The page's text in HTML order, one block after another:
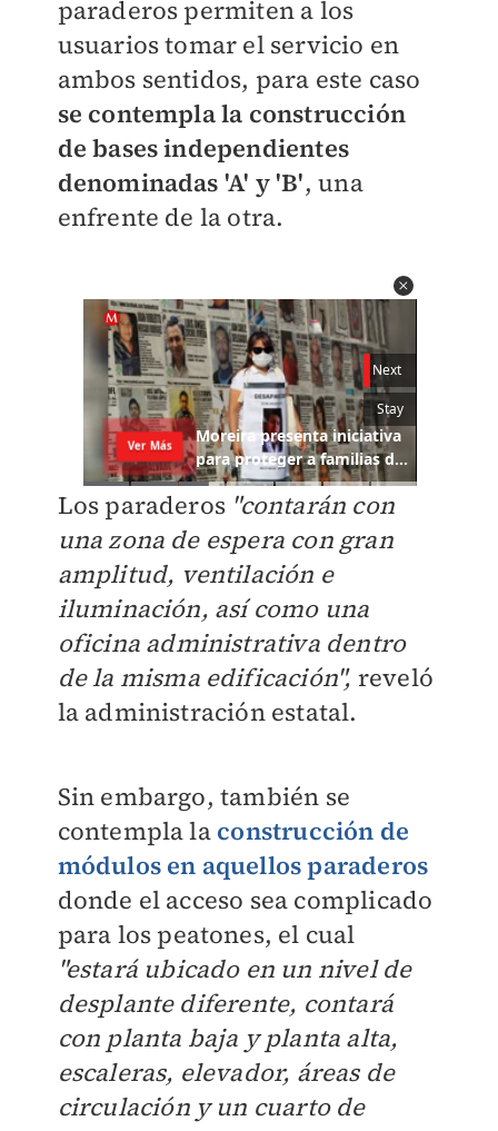
paraderos permiten a los
usuarios tomar el servicio en
ambos sentidos, para este caso
se contempla la construcción
de bases independientes
denominadas 'A' y 'B', una
enfrente de la otra.
Los paraderos "contarán con
una zona de espera con gran
amplitud, ventilación e
iluminación, así como una
oficina administrativa dentro
de la misma edificación", reveló
la administración estatal.
Sin embargo, también se
contempla la construcción de
módulos en aquellos paraderos
donde el acceso sea complicado
para los peatones, el cual
"estará ubicado en un nivel de
desplante diferente, contará
con planta baja y planta alta,
escaleras, elevador, áreas de
circulación y un cuarto de